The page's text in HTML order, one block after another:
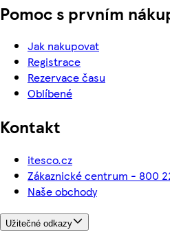
Pomoc s prvním
Jak nakupovat
Registrace
Rezervace času
Oblíbené
Kontakt
itesco.cz
Zákaznické centrum - 800
Naše obchody
Užitečné odkazy